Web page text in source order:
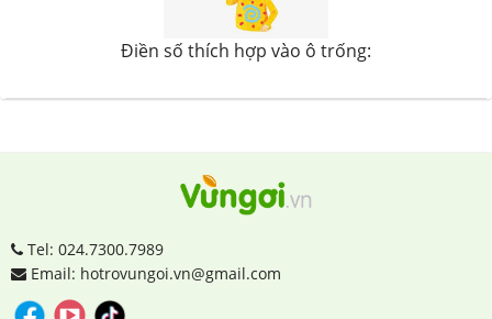
Điền số thích hợp vào ô trống:
Tel: 024.7300.7989
Email: hotrovungoi.vn@gmail.com